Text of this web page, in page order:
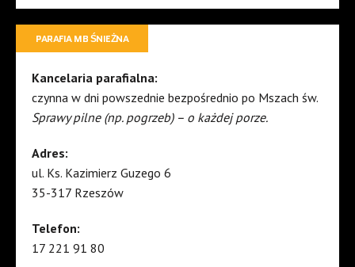
PARAFIA MB ŚNIEŻNA
Kancelaria parafialna:
czynna w dni powszednie bezpośrednio po Mszach św.
Sprawy pilne (np. pogrzeb) – o każdej porze.
Adres:
ul. Ks. Kazimierz Guzego 6
35-317 Rzeszów
Telefon:
17 221 91 80